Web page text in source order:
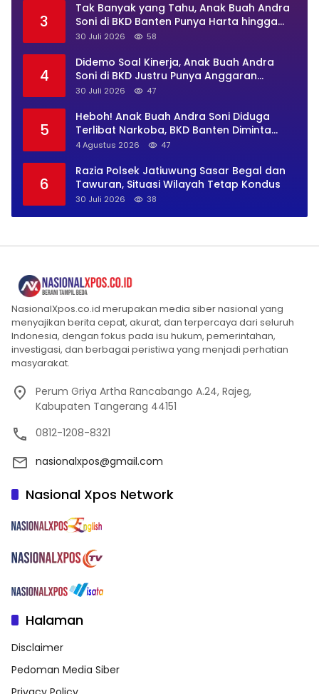
3
Tak Banyak yang Tahu, Anak Buah Andra
Soni di BKD Banten Punya Harta hingga
Rp4,4M
30 Juli 2026 58
4
Didemo Soal Kinerja, Anak Buah Andra
Soni di BKD Justru Punya Anggaran
Perjalanan Dinas Rp869 Juta
30 Juli 2026 47
5
Heboh! Anak Buah Andra Soni Diduga
Terlibat Narkoba, BKD Banten Diminta
Buka Suara
4 Agustus 2026 47
6
Razia Polsek Jatiuwung Sasar Begal dan
Tawuran, Situasi Wilayah Tetap Kondus
30 Juli 2026 38
NasionalXpos.co.id merupakan media siber nasional yang
menyajikan berita cepat, akurat, dan terpercaya dari seluruh
Indonesia, dengan fokus pada isu hukum, pemerintahan,
investigasi, dan berbagai peristiwa yang menjadi perhatian
masyarakat.
Perum Griya Artha Rancabango A.24, Rajeg,
Kabupaten Tangerang 44151
0812-1208-8321
nasionalxpos@gmail.com
Nasional Xpos Network
Halaman
Disclaimer
Pedoman Media Siber